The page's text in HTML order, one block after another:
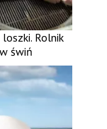
Rolnik
świń